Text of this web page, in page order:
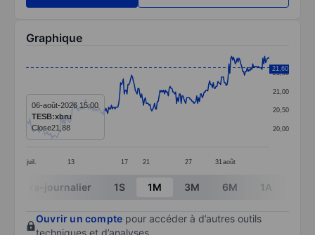
Graphique
Line chart with 266 data points.
The chart has 1 X axis displaying categories.
The chart has 1 Y axis displaying values. Data ranges
juil. 13 17 21 27 31 août
20,00
20,50
21,00
21,50
21,60
06-août-2026 15:00
TESB:xbru
Close21,88
End of interactive chart.
Intra-journalier 1S 1M 3M 6M 1A
Ouvrir un compte pour accéder à d’autres outils
techniques et d’analyses.